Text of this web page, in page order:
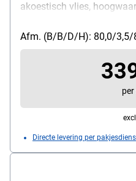
akoestisch vlies,
Afm. (B/B/D/H): 80,0/3,5/
Directe levering per